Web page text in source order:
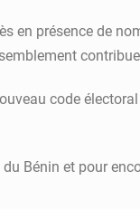
en présence de
code
Bénin et pour